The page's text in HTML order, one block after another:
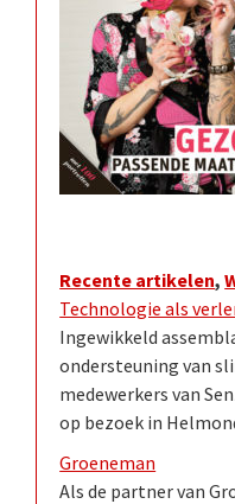
Recente artikelen,
Technologie als
Ingewikkeld
ondersteuning van
medewerkers van
op bezoek in
Groeneman
Als de partner van